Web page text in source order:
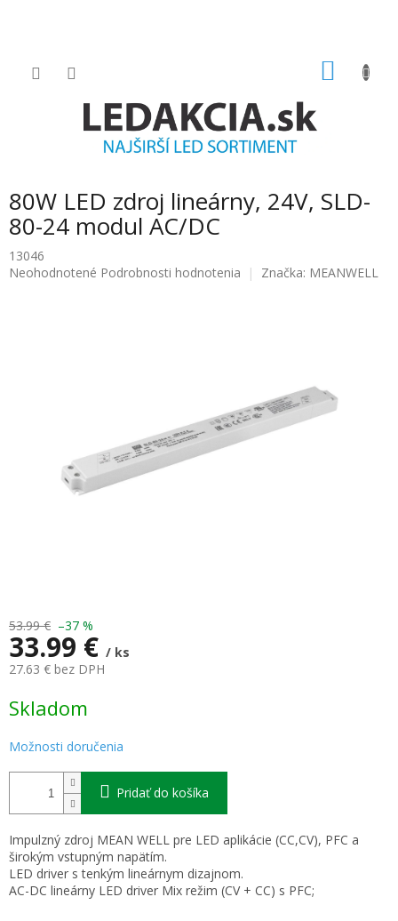
80W LED zdroj lineárny, 24V, SLD-
80-24 modul AC/DC
13046
Priemerné
Neohodnotené Podrobnosti hodnotenia Značka: MEANWELL
53.99 € –37 %
33.99 € / ks
27.63 € bez DPH
cena:
Skladom
Možnosti doručenia
Pridať do košíka
Impulzný zdroj MEAN WELL pre LED aplikácie (CC,CV), PFC a
širokým vstupným napätím.
LED driver s tenkým lineárnym dizajnom.
AC-DC lineárny LED driver Mix režim (CV + CC) s PFC;